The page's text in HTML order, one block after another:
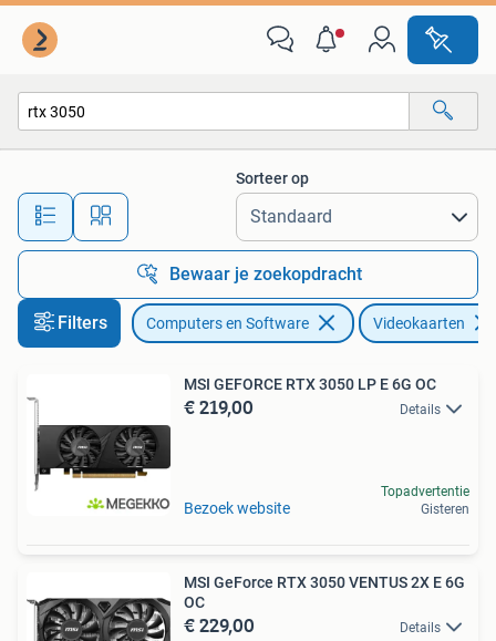
Alle afstanden…
Sorteer op
Bewaar je zoekopdracht
Filters Computers en Software Videokaarten
MSI GEFORCE RTX 3050 LP E 6G OC
€ 219,00 Details
Bezoek website
Topadvertentie
Gisteren
MSI GeForce RTX 3050 VENTUS 2X E 6G
OC
€ 229,00 Details